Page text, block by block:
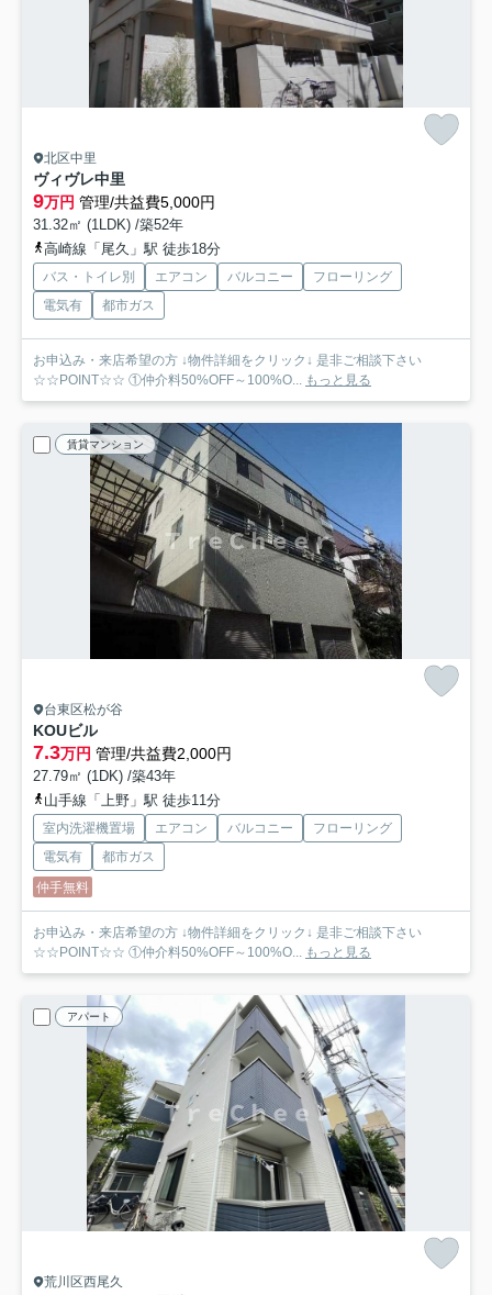
北区中里
ヴィヴレ中里
9万円 管理/共益費5,000円
31.32㎡ (1LDK) /築52年
高崎線「尾久」駅 徒歩18分
バス・トイレ別 エアコン バルコニー
フローリング
電気有
都市ガス
お申込み・来店希望の方 ↓物件詳細をクリック↓ 是非ご相談下さい
☆☆POINT☆☆ ①仲介料50%OFF～100%O... もっと見る
賃貸マンション
台東区松が谷
KOUビル
7.3万円 管理/共益費2,000円
27.79㎡ (1DK) /築43年
山手線「上野」駅 徒歩11分
室内洗濯機置場 エアコン バルコニー
フローリング
電気有
都市ガス
仲手無料
お申込み・来店希望の方 ↓物件詳細をクリック↓ 是非ご相談下さい
☆☆POINT☆☆ ①仲介料50%OFF～100%O... もっと見る
アパート
荒川区西尾久